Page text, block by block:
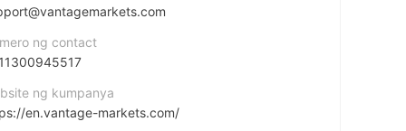
ng contact
ng kumpanya
en.vantage-markets.com/